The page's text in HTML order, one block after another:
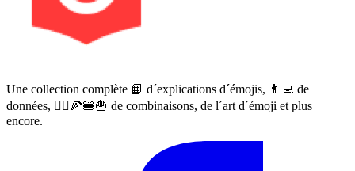
Une collection complète 📙 d´explications d´émojis, 👨‍💻 de
données, 🙅‍♀️🍕🍔🍟 de combinaisons, de l´art d´émoji et plus
encore.